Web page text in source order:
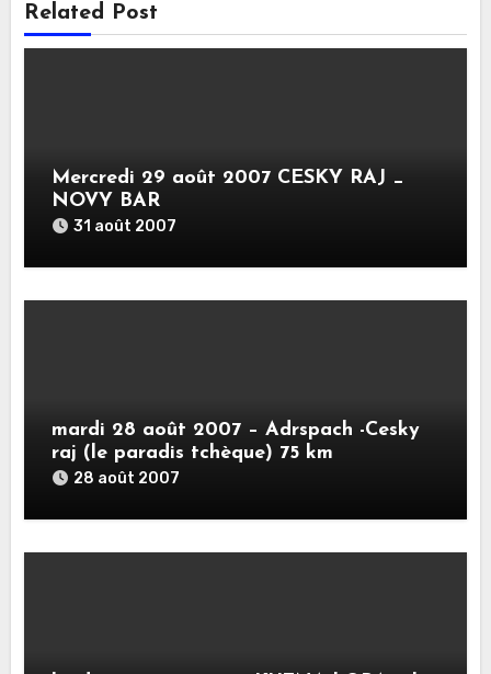
Related Post
Mercredi 29 août 2007 CESKY RAJ _
NOVY BAR
31 août 2007
mardi 28 août 2007 – Adrspach -Cesky
raj (le paradis tchèque) 75 km
28 août 2007